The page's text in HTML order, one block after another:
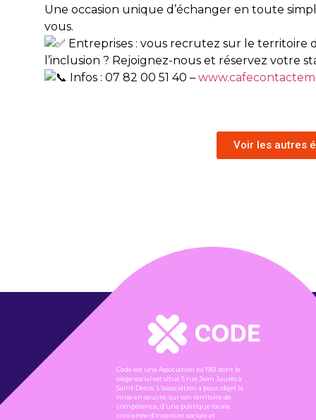
Une occasion unique d’échanger en toute
vous.
Entreprises : vous recrutez sur le territoire
l’inclusion ? Rejoignez-nous et réservez votre
Infos : 07 82 00 51 40 –
Voir les autres
Code est une Association loi 1901 dont le
siège social est situé 5 rue Jean Jaurès à
Saint-Denis. L’association a pour objet la
mise en œuvre, sur son territoire de
compétence, d’une politique locale
concertée d’insertion sociale et